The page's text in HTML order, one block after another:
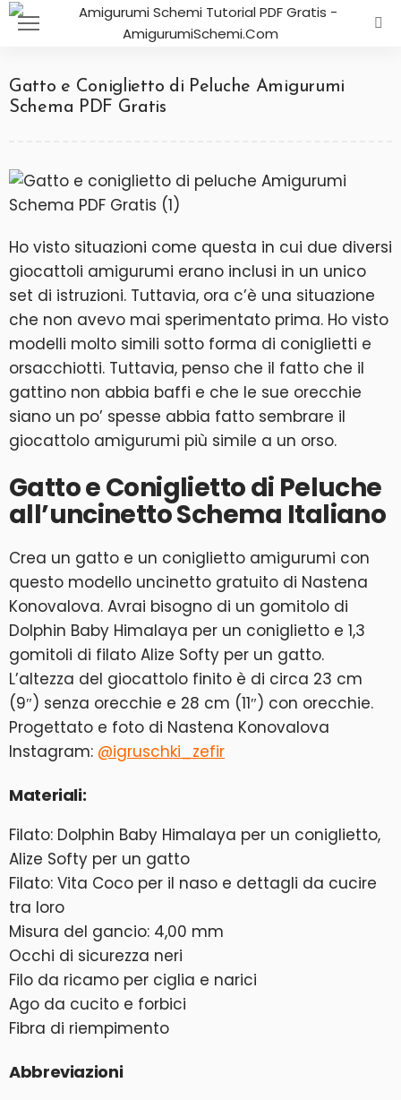
Gatto e Coniglietto di Peluche Amigurumi
Schema PDF Gratis
Ho visto situazioni come questa in cui due diversi
giocattoli amigurumi erano inclusi in un unico
set di istruzioni. Tuttavia, ora c’è una situazione
che non avevo mai sperimentato prima. Ho visto
modelli molto simili sotto forma di coniglietti e
orsacchiotti. Tuttavia, penso che il fatto che il
gattino non abbia baffi e che le sue orecchie
siano un po’ spesse abbia fatto sembrare il
giocattolo amigurumi più simile a un orso.
Gatto e Coniglietto di Peluche
all’uncinetto Schema Italiano
Crea un gatto e un coniglietto amigurumi con
questo modello uncinetto gratuito di Nastena
Konovalova. Avrai bisogno di un gomitolo di
Dolphin Baby Himalaya per un coniglietto e 1,3
gomitoli di filato Alize Softy per un gatto.
L’altezza del giocattolo finito è di circa 23 cm
(9″) senza orecchie e 28 cm (11″) con orecchie.
Progettato e foto di Nastena Konovalova
Instagram: @igruschki_zefir
Materiali:
Filato: Dolphin Baby Himalaya per un coniglietto,
Alize Softy per un gatto
Filato: Vita Coco per il naso e dettagli da cucire
tra loro
Misura del gancio: 4,00 mm
Occhi di sicurezza neri
Filo da ricamo per ciglia e narici
Ago da cucito e forbici
Fibra di riempimento
Abbreviazioni